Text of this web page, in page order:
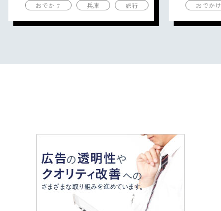
おでかけ 兵庫 旅行 おでか